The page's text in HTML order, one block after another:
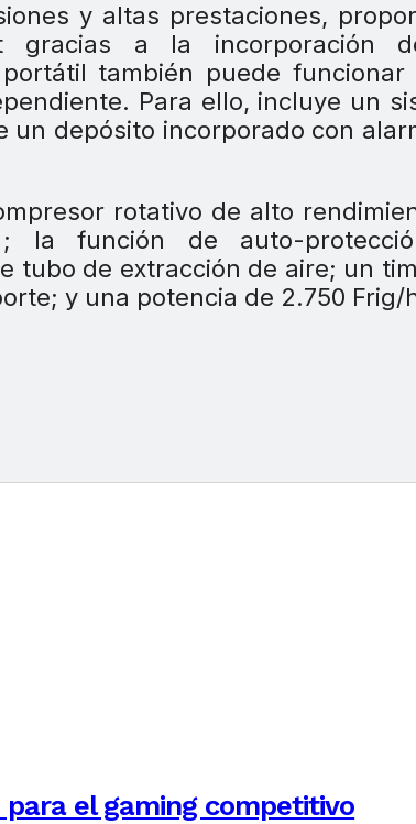
y altas prestaciones,
gracias a la incorporación
también puede funcionar
Para ello, incluye un
depósito incorporado con
rotativo de alto
la función de auto-
tubo de extracción de aire; un
y una potencia de 2.750 Frig/
para el gaming competitivo